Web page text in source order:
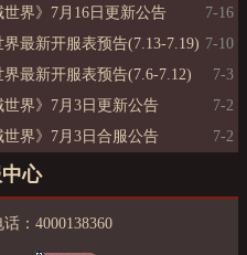
世界》7月16日更新公告
7-16
界最新开服表预告(7.13-7.19) 7-10
界最新开服表预告(7.6-7.12)
7-3
世界》7月3日更新公告
7-2
世界》7月3日合服公告
7-2
心
：4000138360